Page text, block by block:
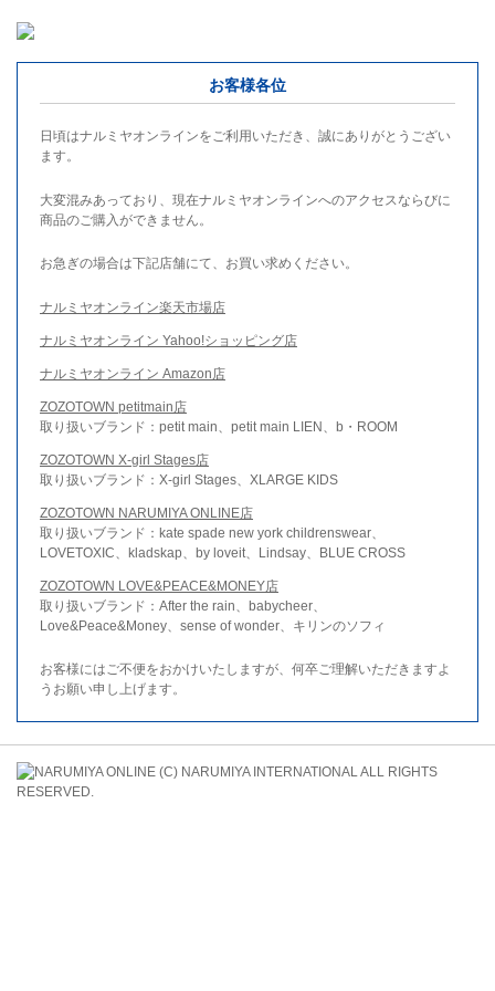
お客様各位
日頃はナルミヤオンラインをご利用いただき、誠にありがとうござい
ます。
大変混みあっており、現在ナルミヤオンラインへのアクセスならびに
商品のご購入ができません。
お急ぎの場合は下記店舗にて、お買い求めください。
ナルミヤオンライン楽天市場店
ナルミヤオンライン Yahoo!ショッピング店
ナルミヤオンライン Amazon店
ZOZOTOWN petitmain店
取り扱いブランド：petit main、petit main LIEN、b・ROOM
ZOZOTOWN X-girl Stages店
取り扱いブランド：X-girl Stages、XLARGE KIDS
ZOZOTOWN NARUMIYA ONLINE店
取り扱いブランド：kate spade new york childrenswear、
LOVETOXIC、kladskap、by loveit、Lindsay、BLUE CROSS
ZOZOTOWN LOVE&PEACE&MONEY店
取り扱いブランド：After the rain、babycheer、
Love&Peace&Money、sense of wonder、キリンのソフィ
お客様にはご不便をおかけいたしますが、何卒ご理解いただきますよ
うお願い申し上げます。